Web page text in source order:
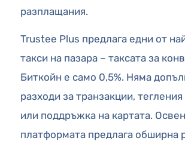
разплащания.
Trustee Plus предлага едни от
такси на пазара – таксата за
Биткойн е само 0,5%. Няма
разходи за транзакции,
или поддръжка на картата.
платформата предлага обширна